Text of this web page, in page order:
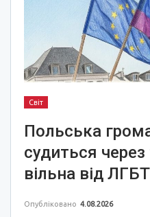
Світ
Польська
судиться
вільна від
Опубліковано 4.08.2026